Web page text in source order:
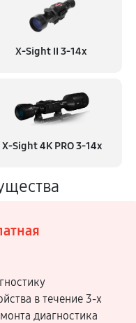
X-Sight II 3-14x
X-Sight 4K PRO 3-14x
в течение 3-х
диагностика